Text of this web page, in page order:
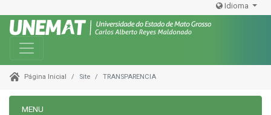
Idioma
Toggle navigation
Página Inicial Site TRANSPARENCIA
MENU